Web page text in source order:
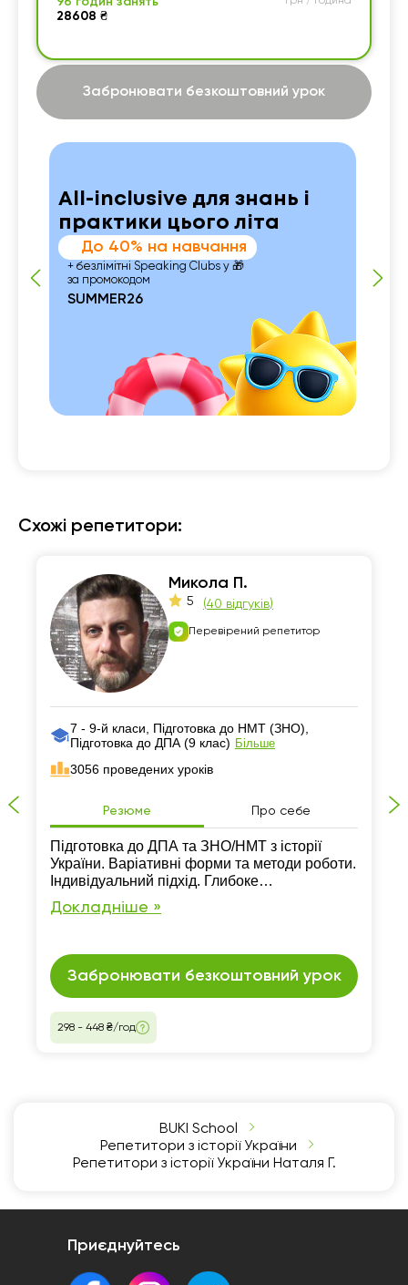
28608 ₴
Забронювати безкоштовний урок
All-inclusive для знань і
практики цього літа
До 40% на навчання
+ безлімітні Speaking Clubs у 🎁
за промокодом
SUMMER26
Схожі репетитори:
Микола П.
5 (40 відгуків)
Перевірений репетитор
7 - 9-й класи, Підготовка до НМТ (ЗНО),
Підготовка до ДПА (9 клас) Більше
3056 проведених уроків
Резюме Про себе
Підготовка до ДПА та ЗНО/НМТ з історії
України. Варіативні форми та методи роботи.
Індивідуальний підхід. Глибоке
пропрацювання матеріалу програми
ЗНО\НМТ. Робота з питаннями з минулих
Докладніше »
Забронювати безкоштовний урок
298 - 448 ₴/год
BUKI School
Репетитори з історії України
Репетитори з історії України Наталя Г.
Приєднуйтесь